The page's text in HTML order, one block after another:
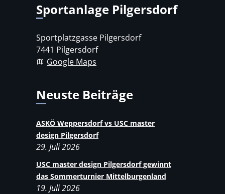
Sportanlage Pilgersdorf
Sportplatzgasse Pilgersdorf
7441 Pilgersdorf
Google Maps
Neuste Beiträge
ASKÖ Weppersdorf vs USC master
design Pilgersdorf
29. Juli 2026
USC master design Pilgersdorf gewinnt
das Sommerturnier Mittelburgenland
19. Juli 2026